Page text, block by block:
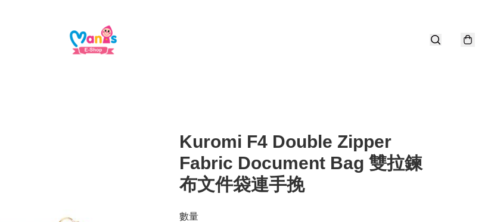
Kuromi F4 Double Zipper
Fabric Document Bag 雙拉鍊
布文件袋連手挽
數量